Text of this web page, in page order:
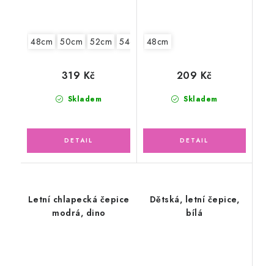
48cm 50cm 52cm 54cm
Skladem
319 Kč
48cm
Skladem
209 Kč
Letní chlapecká čepice
modrá, dino
Dětská, letní čepice,
bílá